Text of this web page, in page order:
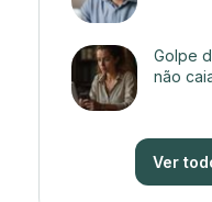
Golpe
não
Ver